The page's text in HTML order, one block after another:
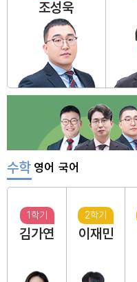
조성욱
수학 영어 국어
1학기
김가연
2학기
이재민